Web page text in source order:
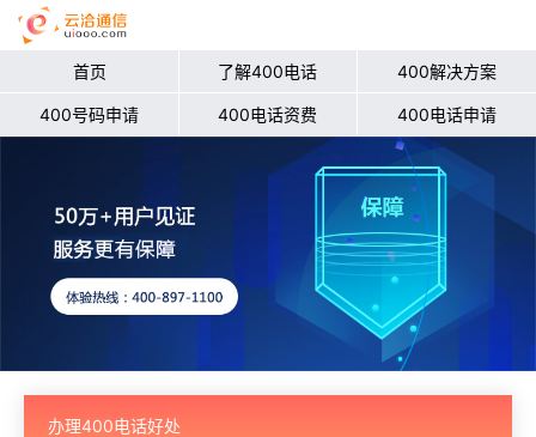
首页 了解400电话 400解决方案
400号码申请 400电话资费 400电话申请
办理400电话好处